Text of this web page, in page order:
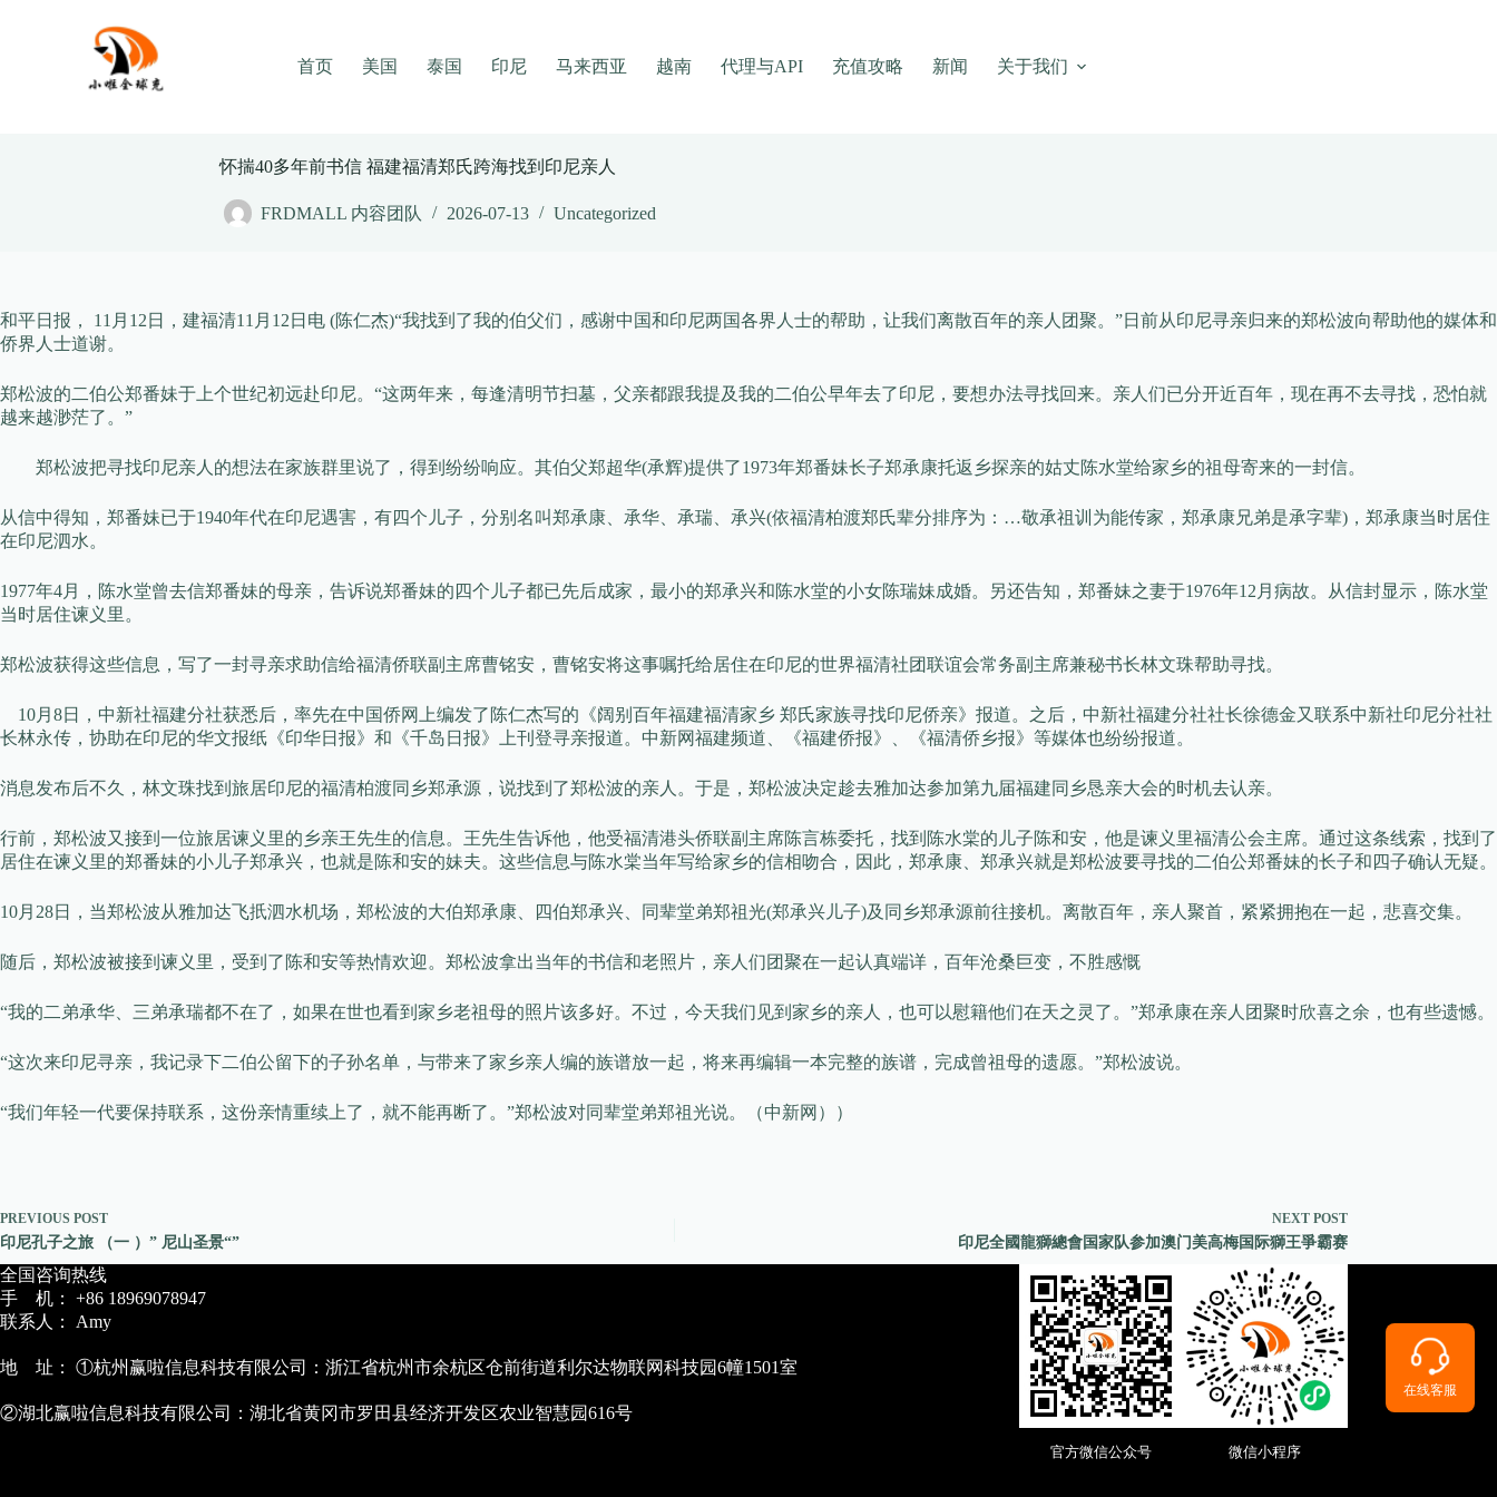
首页
美国 泰国 印尼 马来西亚 越南 代理与API 充值攻略 新闻 关于我们
怀揣40多年前书信 福建福清郑氏跨海找到印尼亲人
FRDMALL 内容团队 2026-07-13 Uncategorized
和平日报， 11月12日，建福清11月12日电 (陈仁杰)“我找到了我的伯父们，感谢中国和印尼两国各界人士的帮助，让我们离散百年的亲人团聚。”日前从印尼寻亲归来的郑松波向帮助他的媒体和
侨界人士道谢。
郑松波的二伯公郑番妹于上个世纪初远赴印尼。“这两年来，每逢清明节扫墓，父亲都跟我提及我的二伯公早年去了印尼，要想办法寻找回来。亲人们已分开近百年，现在再不去寻找，恐怕就
越来越渺茫了。”
郑松波把寻找印尼亲人的想法在家族群里说了，得到纷纷响应。其伯父郑超华(承辉)提供了1973年郑番妹长子郑承康托返乡探亲的姑丈陈水堂给家乡的祖母寄来的一封信。
从信中得知，郑番妹已于1940年代在印尼遇害，有四个儿子，分别名叫郑承康、承华、承瑞、承兴(依福清柏渡郑氏辈分排序为：…敬承祖训为能传家，郑承康兄弟是承字辈)，郑承康当时居住
在印尼泗水。
1977年4月，陈水堂曾去信郑番妹的母亲，告诉说郑番妹的四个儿子都已先后成家，最小的郑承兴和陈水堂的小女陈瑞妹成婚。另还告知，郑番妹之妻于1976年12月病故。从信封显示，陈水堂
当时居住谏义里。
郑松波获得这些信息，写了一封寻亲求助信给福清侨联副主席曹铭安，曹铭安将这事嘱托给居住在印尼的世界福清社团联谊会常务副主席兼秘书长林文珠帮助寻找。
10月8日，中新社福建分社获悉后，率先在中国侨网上编发了陈仁杰写的《阔别百年福建福清家乡 郑氏家族寻找印尼侨亲》报道。之后，中新社福建分社社长徐德金又联系中新社印尼分社社
长林永传，协助在印尼的华文报纸《印华日报》和《千岛日报》上刊登寻亲报道。中新网福建频道、《福建侨报》、《福清侨乡报》等媒体也纷纷报道。
消息发布后不久，林文珠找到旅居印尼的福清柏渡同乡郑承源，说找到了郑松波的亲人。于是，郑松波决定趁去雅加达参加第九届福建同乡恳亲大会的时机去认亲。
行前，郑松波又接到一位旅居谏义里的乡亲王先生的信息。王先生告诉他，他受福清港头侨联副主席陈言栋委托，找到陈水棠的儿子陈和安，他是谏义里福清公会主席。通过这条线索，找到了
居住在谏义里的郑番妹的小儿子郑承兴，也就是陈和安的妹夫。这些信息与陈水棠当年写给家乡的信相吻合，因此，郑承康、郑承兴就是郑松波要寻找的二伯公郑番妹的长子和四子确认无疑。
10月28日，当郑松波从雅加达飞扺泗水机场，郑松波的大伯郑承康、四伯郑承兴、同辈堂弟郑祖光(郑承兴儿子)及同乡郑承源前往接机。离散百年，亲人聚首，紧紧拥抱在一起，悲喜交集。
随后，郑松波被接到谏义里，受到了陈和安等热情欢迎。郑松波拿出当年的书信和老照片，亲人们团聚在一起认真端详，百年沧桑巨变，不胜感慨
“我的二弟承华、三弟承瑞都不在了，如果在世也看到家乡老祖母的照片该多好。不过，今天我们见到家乡的亲人，也可以慰籍他们在天之灵了。”郑承康在亲人团聚时欣喜之余，也有些遗憾。
“这次来印尼寻亲，我记录下二伯公留下的子孙名单，与带来了家乡亲人编的族谱放一起，将来再编辑一本完整的族谱，完成曾祖母的遗愿。”郑松波说。
“我们年轻一代要保持联系，这份亲情重续上了，就不能再断了。”郑松波对同辈堂弟郑祖光说。（中新网））
PREVIOUS POST
印尼孔子之旅 （一 ）” 尼山圣景“”
NEXT POST
印尼全國龍獅總會国家队参加澳门美高梅国际獅王爭霸赛
全国咨询热线
手 机： +86 18969078947
联系人： Amy
地 址： ①杭州赢啦信息科技有限公司：浙江省杭州市余杭区仓前街道利尔达物联网科技园6幢1501室
②湖北赢啦信息科技有限公司：湖北省黄冈市罗田县经济开发区农业智慧园616号
官方微信公众号 微信小程序
在线客服